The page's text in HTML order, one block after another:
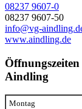
08237 9607-0
08237 9607-50
info@vg-
www.aindling.de
Aindling
Montag